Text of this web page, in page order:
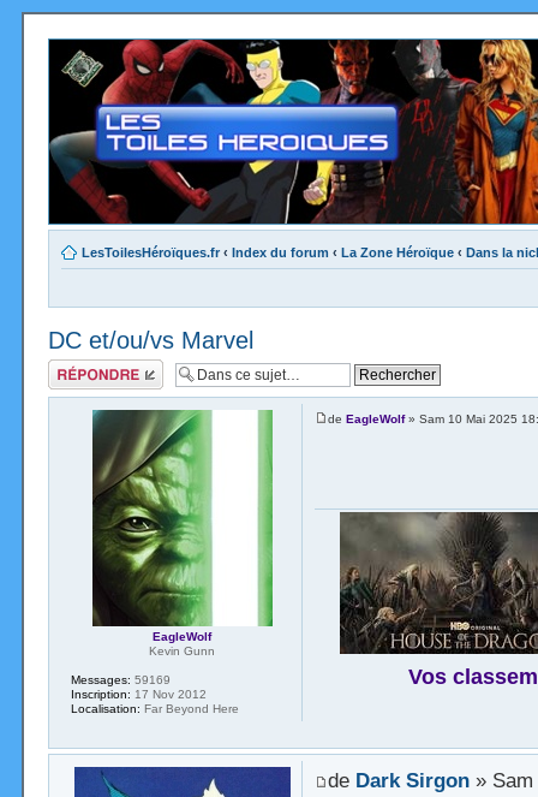
LesToilesHéroïques.fr ‹ Index du forum ‹ La Zone Héroïque ‹ Dans la
DC et/ou/vs Marvel
Répondre
de EagleWolf» Sam 10 Mai 2025
Vos
EagleWolf
Kevin Gunn
Messages: 59169
Inscription: 17 Nov 2012
Localisation: Far Beyond Here
de Dark Sirgon» Sam